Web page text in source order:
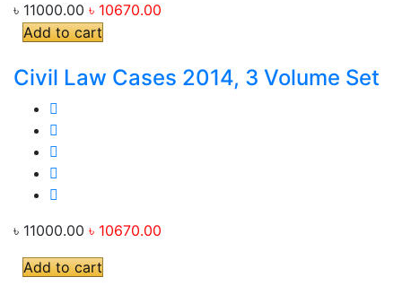
৳ 11000.00 ৳ 10670.00
Add to cart
Civil Law Cases 2014, 3 Volume Set
৳ 11000.00 ৳ 10670.00
Add to cart